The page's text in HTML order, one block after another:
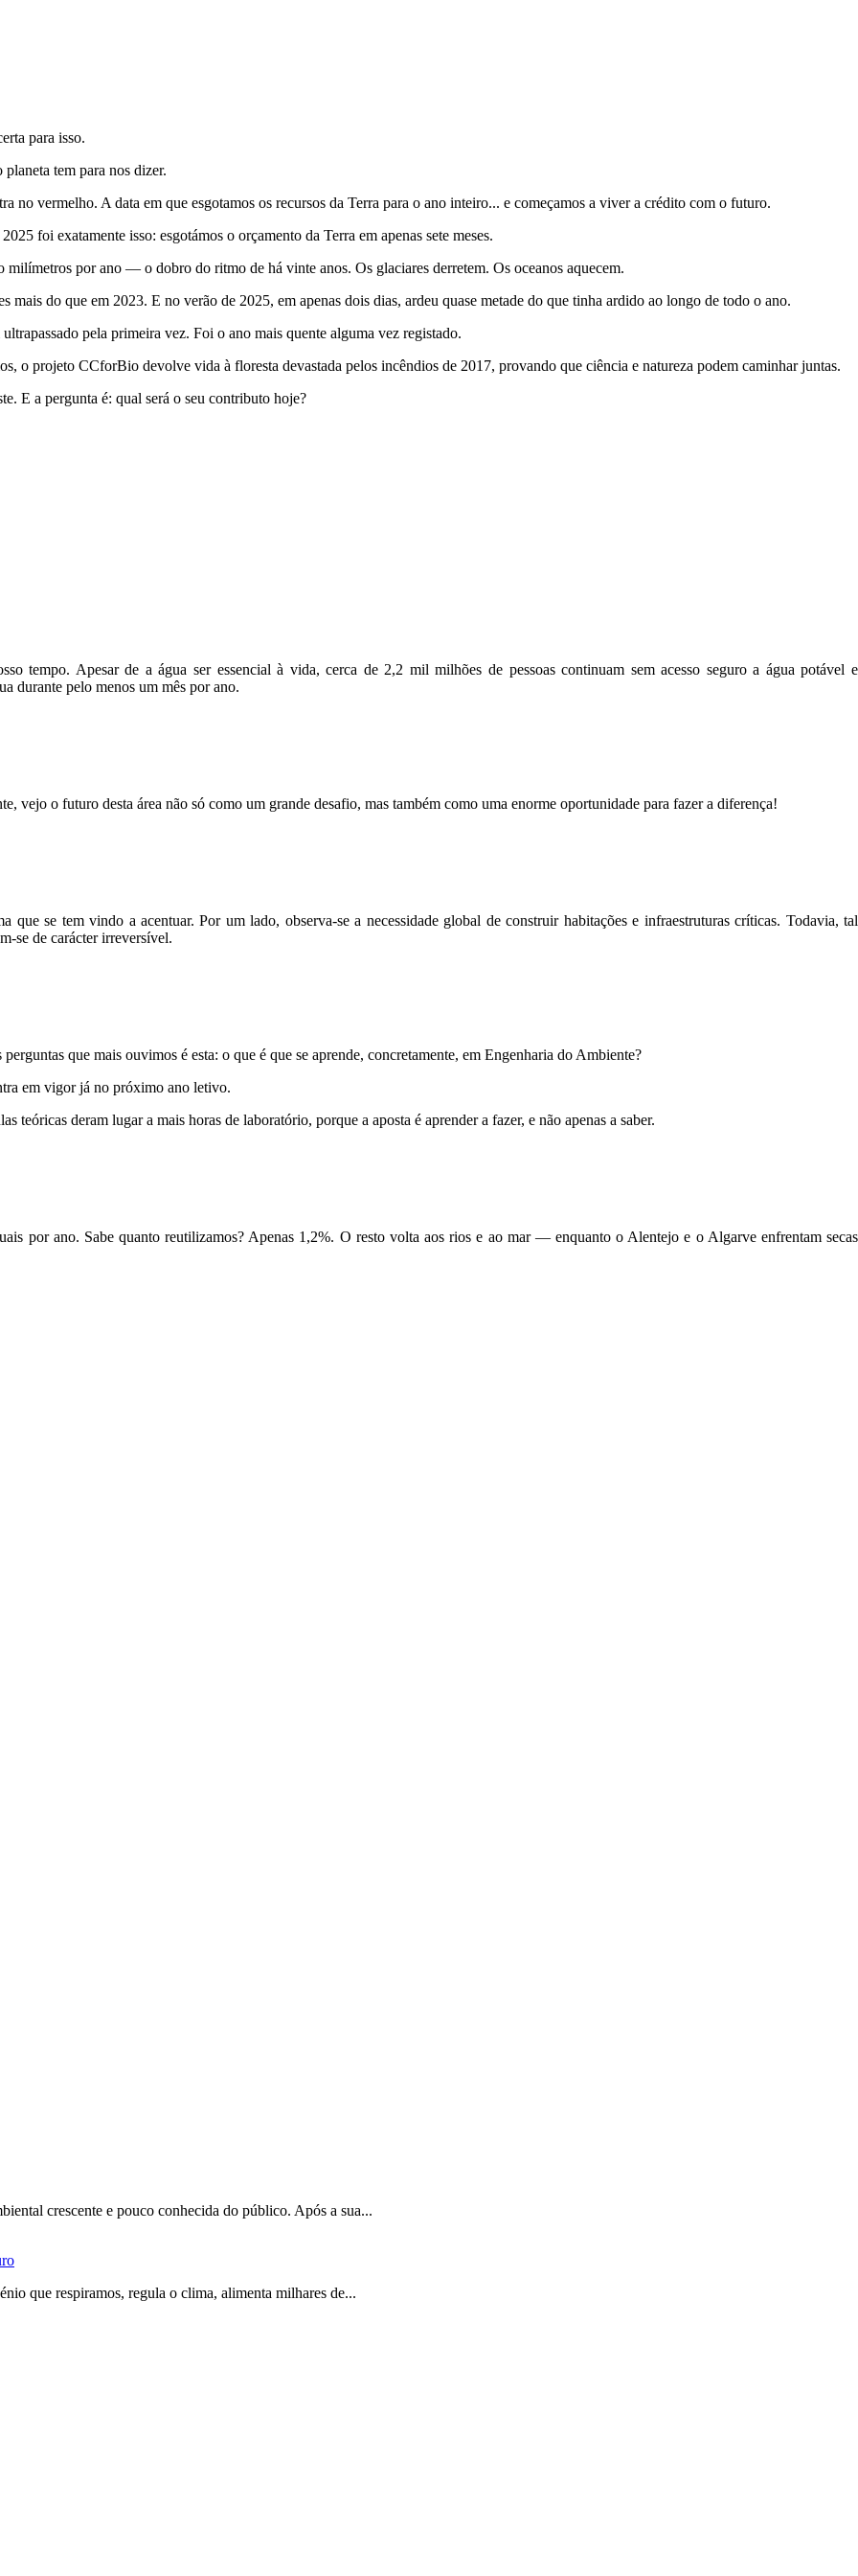
para isso.
tem para nos dizer.
vermelho. A data em que esgotamos os recursos da Terra para o ano inteiro... e começamos a viver a crédito com o futuro.
foi exatamente isso: esgotámos o orçamento da Terra em apenas sete meses.
por ano — o dobro do ritmo de há vinte anos. Os glaciares derretem. Os oceanos aquecem.
do que em 2023. E no verão de 2025, em apenas dois dias, ardeu quase metade do que tinha ardido ao longo de todo o ano.
pela primeira vez. Foi o ano mais quente alguma vez registado.
o projeto CCforBio devolve vida à floresta devastada pelos incêndios de 2017, provando que ciência e natureza podem caminhar juntas.
E a pergunta é: qual será o seu contributo hoje?
tempo. Apesar de a água ser essencial à vida, cerca de 2,2 mil milhões de pessoas continuam sem acesso seguro a água potável e
durante pelo menos um mês por ano.
vejo o futuro desta área não só como um grande desafio, mas também como uma enorme oportunidade para fazer a diferença!
que se tem vindo a acentuar. Por um lado, observa-se a necessidade global de construir habitações e infraestruturas críticas. Todavia, tal
se de carácter irreversível.
que mais ouvimos é esta: o que é que se aprende, concretamente, em Engenharia do Ambiente?
em vigor já no próximo ano letivo.
teóricas deram lugar a mais horas de laboratório, porque a aposta é aprender a fazer, e não apenas a saber.
por ano. Sabe quanto reutilizamos? Apenas 1,2%. O resto volta aos rios e ao mar — enquanto o Alentejo e o Algarve enfrentam secas
crescente e pouco conhecida do público. Após a sua...
que respiramos, regula o clima, alimenta milhares de...